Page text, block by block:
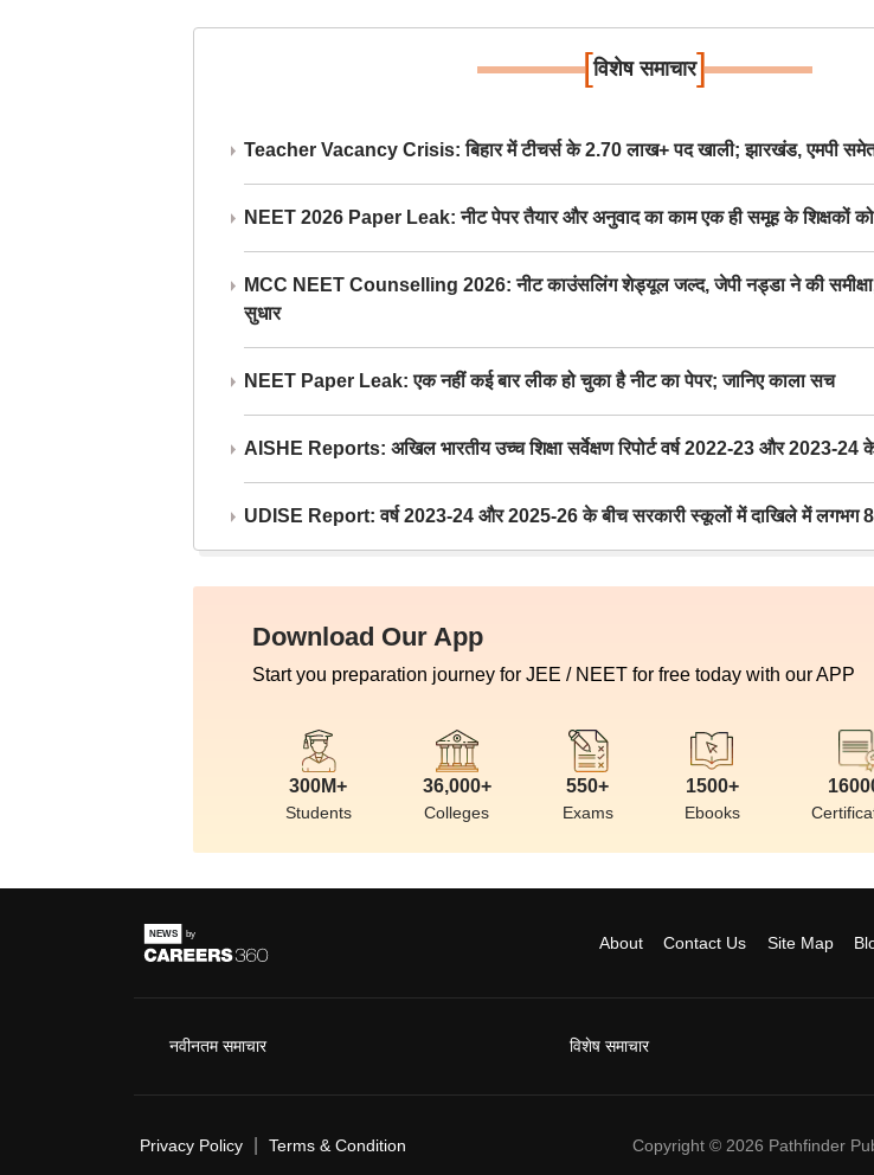
[विशेष समाचार]
Teacher Vacancy Crisis: बिहार में टीचर्स के 2.70 लाख+ पद खाली; झारखंड, एमपी समेत
NEET 2026 Paper Leak: नीट पेपर तैयार और अनुवाद का काम एक ही समूह के शिक्षकों
MCC NEET Counselling 2026: नीट काउंसलिंग शेड्यूल जल्द, जेपी नड्डा ने की
सुधार
NEET Paper Leak: एक नहीं कई बार लीक हो चुका है नीट का पेपर; जानिए काला सच
AISHE Reports: अखिल भारतीय उच्च शिक्षा सर्वेक्षण रिपोर्ट वर्ष 2022-23 और 2023-24 के
UDISE Report: वर्ष 2023-24 और 2025-26 के बीच सरकारी स्कूलों में दाखिले में लगभग
Download Our App
Start you preparation journey for JEE / NEET for free today with our APP
300M+
Students
36,000+
Colleges
550+
Exams
1500+
Ebooks
About Contact Us Site Map
नवीनतम समाचार विशेष समाचार
Privacy Policy Terms & Condition Copyright © 2026 Pathfinder